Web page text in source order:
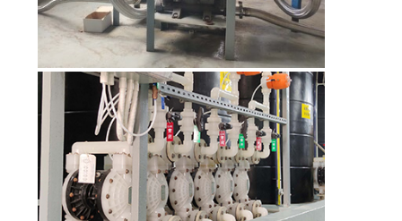
SITEMAP
PRIVACY
POLICY